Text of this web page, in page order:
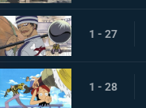
1 - 27
1 - 28